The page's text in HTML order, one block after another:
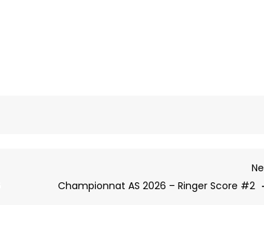
Championnat AS 2026 – Ringer Score #2